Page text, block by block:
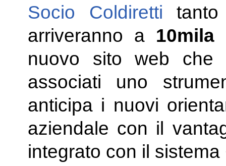
Socio Coldiretti
arriveranno a 10mila
nuovo sito web che
associati uno
anticipa i nuovi
aziendale con il
integrato con il sistema